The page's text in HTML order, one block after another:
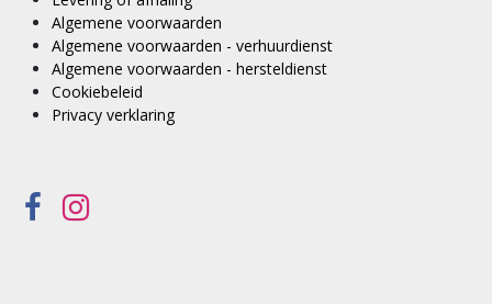
Algemene voorwaarden
Algemene voorwaarden - verhuurdienst
Algemene voorwaarden - hersteldienst
Cookiebeleid
Privacy verklaring